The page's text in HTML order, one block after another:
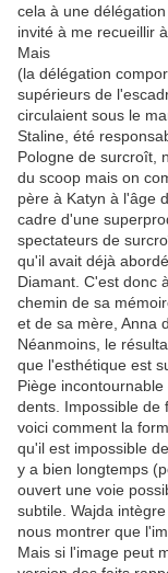
cela à une
invité à me recueillir
Mais
(la délégation
supérieurs de
circulaient sous le
Staline, été
Pologne de surcroît,
du scoop mais on
père à Katyn à l'âge
cadre d'une
spectateurs de
qu'il avait déjà
Diamant. C'est donc
chemin de sa
et de sa mère, Anna
Néanmoins, le
que l'esthétique est
Piège
dents. Impossible de
voici comment la
qu'il est impossible
y a bien longtemps
ouvert une voie
subtile. Wajda
nous montrer que
Mais si l'image peut